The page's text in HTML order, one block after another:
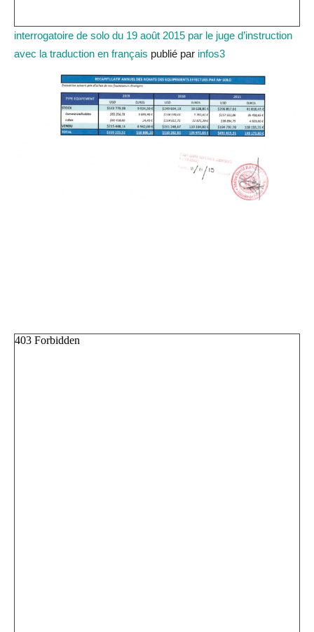
interrogatoire de solo du 19 août 2015 par le juge d’instruction
avec la traduction en français publié par infos3